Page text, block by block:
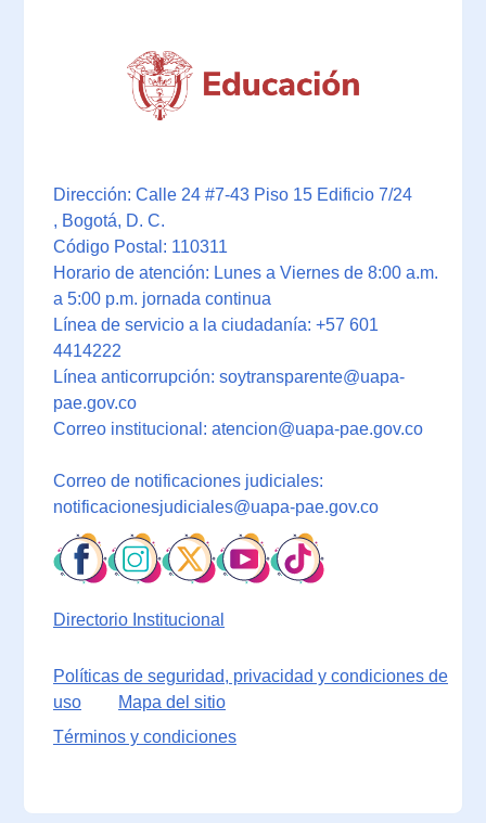
Dirección: Calle 24 #7-43 Piso 15 Edificio 7/24
, Bogotá, D. C.
Código Postal: 110311
Horario de atención: Lunes a Viernes de 8:00 a.m.
a 5:00 p.m. jornada continua
Línea de servicio a la ciudadanía: +57 601
4414222
Línea anticorrupción: soytransparente@uapa-
pae.gov.co
Correo institucional: atencion@uapa-pae.gov.co
Correo de notificaciones judiciales:
notificacionesjudiciales@uapa-pae.gov.co
Directorio Institucional
Políticas de seguridad, privacidad y condiciones de
uso
Mapa del sitio
Términos y condiciones